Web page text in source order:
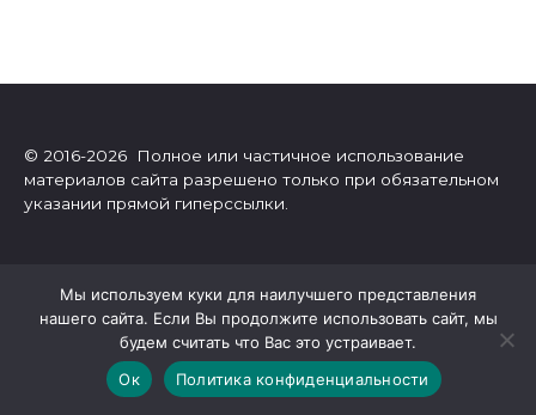
© 2016-2026 Полное или частичное использование
материалов сайта разрешено только при обязательном
указании прямой гиперссылки.
Интересные тесты, гороскопы, посты об отношениях,
развитии личности, эзотерике, психологии, астрологии.
Также мы очень любим поэзию! Все статьи подобраны с
любовью для дорогих читателей.
Мы используем куки для наилучшего представления
нашего сайта. Если Вы продолжите использовать сайт, мы
будем считать что Вас это устраивает.
Ок
Политика конфиденциальности